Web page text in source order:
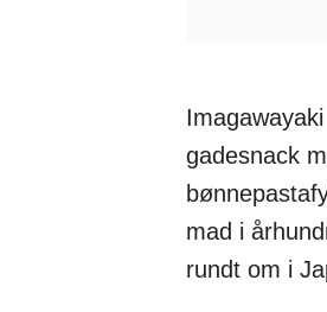
gadesnack
mad i
rundt om i